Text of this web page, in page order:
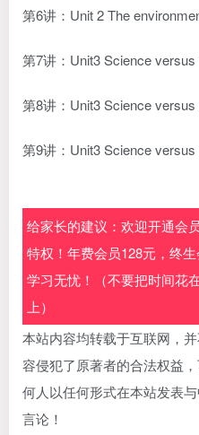
第6讲：Unit 2 The
第7讲：Unit3 Science versus
第8讲：Unit3 Science
第9讲：Unit3 Science
给家长的建议：欢迎开通会
特权！年费会员128元，终
学习无忧！（不要把时间花
上）
本站内容均转载于互联网，
容侵犯了原著者的合法权益
何人以任何形式在本站发表
言论！